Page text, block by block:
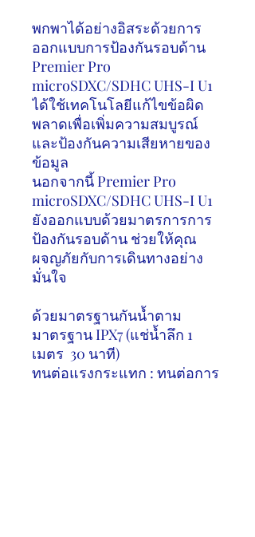
พกพาได้อย่างอิสระด้วยการ
ออกแบบการป้องกันรอบด้าน
Premier Pro
microSDXC/SDHC UHS-I U1
ได้ใช้เทคโนโลยีแก้ไขข้อผิด
พลาดเพื่อเพิ่มความสมบูรณ์
และป้องกันความเสียหายของ
ข้อมูล
นอกจากนี้ Premier Pro
microSDXC/SDHC UHS-I U1
ยังออกแบบด้วยมาตรการการ
ป้องกันรอบด้าน ช่วยให้คุณ
ผจญภัยกับการเดินทางอย่าง
มั่นใจ
ด้วยมาตรฐานกันน้ำตาม
มาตรฐาน IPX7 (แช่น้ำลึก 1
เมตร 30 นาที)
ทนต่อแรงกระแทก : ทนต่อการ